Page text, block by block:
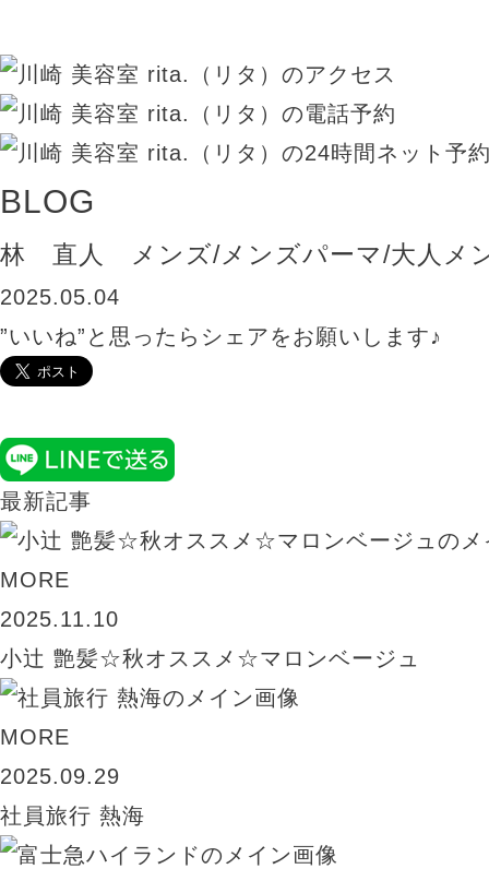
BLOG
林 直人 メンズ/メンズパーマ/大人メ
2025.05.04
”いいね”と思ったらシェアをお願いします♪
最新記事
MORE
2025.11.10
小辻 艶髪☆秋オススメ☆マロンベージュ
MORE
2025.09.29
社員旅行 熱海